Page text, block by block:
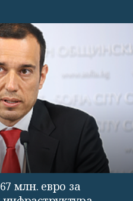
млн. евро за